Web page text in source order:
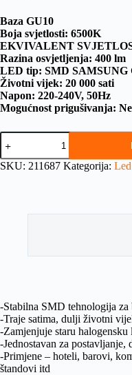
Baza GU10
Boja svjetlosti: 6500K
EKVIVALENT
Razina osvjetljenja: 400 lm
LED tip: SMD SAMSUNG
Životni vijek: 20 000 sati
Napon: 220-240V, 50Hz
Mogućnost prigušivanja: Ne
SKU: 211687 Kategorija:
-Stabilna SMD tehnologija za
-Traje satima, dulji životni
-Zamjenjuje staru halogensku
-Jednostavan za
-Primjene – hoteli, barovi,
štandovi itd